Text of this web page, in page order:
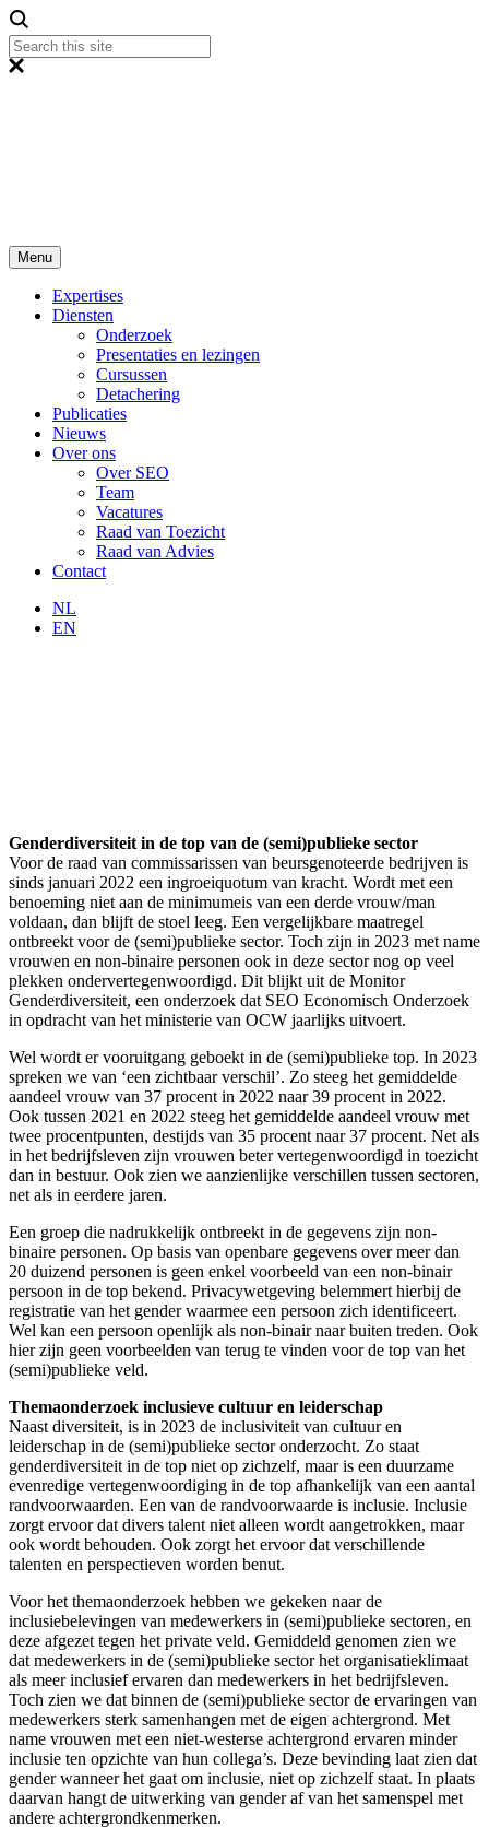
Menu
Expertises
Diensten
Onderzoek
Presentaties en lezingen
Cursussen
Detachering
Publicaties
Nieuws
Over ons
Over SEO
Team
Vacatures
Raad van Toezicht
Raad van Advies
Contact
NL
EN
Genderdiversiteit in de top van de (semi)publieke sector
Voor de raad van commissarissen van beursgenoteerde bedrijven is
sinds januari 2022 een ingroeiquotum van kracht. Wordt met een
benoeming niet aan de minimumeis van een derde vrouw/man
voldaan, dan blijft de stoel leeg. Een vergelijkbare maatregel
ontbreekt voor de (semi)publieke sector. Toch zijn in 2023 met name
vrouwen en non-binaire personen ook in deze sector nog op veel
plekken ondervertegenwoordigd. Dit blijkt uit de Monitor
Genderdiversiteit, een onderzoek dat SEO Economisch Onderzoek
in opdracht van het ministerie van OCW jaarlijks uitvoert.
Wel wordt er vooruitgang geboekt in de (semi)publieke top. In 2023
spreken we van ‘een zichtbaar verschil’. Zo steeg het gemiddelde
aandeel vrouw van 37 procent in 2022 naar 39 procent in 2022.
Ook tussen 2021 en 2022 steeg het gemiddelde aandeel vrouw met
twee procentpunten, destijds van 35 procent naar 37 procent. Net als
in het bedrijfsleven zijn vrouwen beter vertegenwoordigd in toezicht
dan in bestuur. Ook zien we aanzienlijke verschillen tussen sectoren,
net als in eerdere jaren.
Een groep die nadrukkelijk ontbreekt in de gegevens zijn non-
binaire personen. Op basis van openbare gegevens over meer dan
20 duizend personen is geen enkel voorbeeld van een non-binair
persoon in de top bekend. Privacywetgeving belemmert hierbij de
registratie van het gender waarmee een persoon zich identificeert.
Wel kan een persoon openlijk als non-binair naar buiten treden. Ook
hier zijn geen voorbeelden van terug te vinden voor de top van het
(semi)publieke veld.
Themaonderzoek inclusieve cultuur en leiderschap
Naast diversiteit, is in 2023 de inclusiviteit van cultuur en
leiderschap in de (semi)publieke sector onderzocht. Zo staat
genderdiversiteit in de top niet op zichzelf, maar is een duurzame
evenredige vertegenwoordiging in de top afhankelijk van een aantal
randvoorwaarden. Een van de randvoorwaarde is inclusie. Inclusie
zorgt ervoor dat divers talent niet alleen wordt aangetrokken, maar
ook wordt behouden. Ook zorgt het ervoor dat verschillende
talenten en perspectieven worden benut.
Voor het themaonderzoek hebben we gekeken naar de
inclusiebelevingen van medewerkers in (semi)publieke sectoren, en
deze afgezet tegen het private veld. Gemiddeld genomen zien we
dat medewerkers in de (semi)publieke sector het organisatieklimaat
als meer inclusief ervaren dan medewerkers in het bedrijfsleven.
Toch zien we dat binnen de (semi)publieke sector de ervaringen van
medewerkers sterk samenhangen met de eigen achtergrond. Met
name vrouwen met een niet-westerse achtergrond ervaren minder
inclusie ten opzichte van hun collega’s. Deze bevinding laat zien dat
gender wanneer het gaat om inclusie, niet op zichzelf staat. In plaats
daarvan hangt de uitwerking van gender af van het samenspel met
andere achtergrondkenmerken.